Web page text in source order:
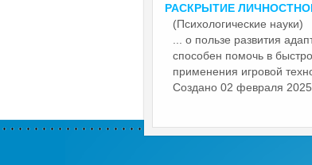
РАСКРЫТИЕ
(Психологические науки)
... о пользе развития
способен помочь в
применения игровой
Создано 02 февраля 2025